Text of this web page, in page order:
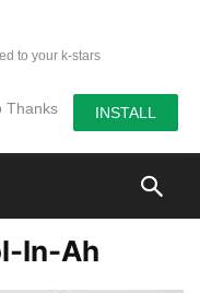
to your k-stars
Thanks INSTALL
In-Ah